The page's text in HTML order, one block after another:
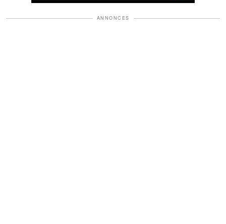
ANNONCES